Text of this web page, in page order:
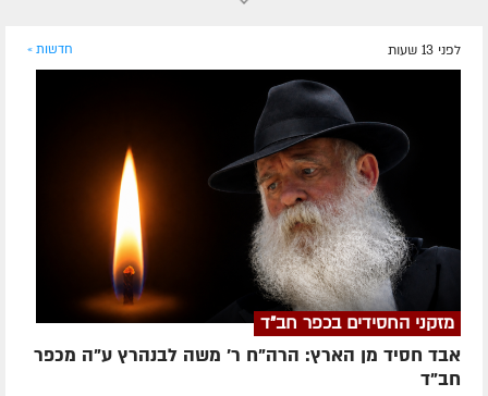
לפני 13 שעות חדשות »
מזקני החסידים בכפר חב"ד
אבד חסיד מן הארץ: הרה"ח ר' משה לבנהרץ ע"ה מכפר
חב"ד